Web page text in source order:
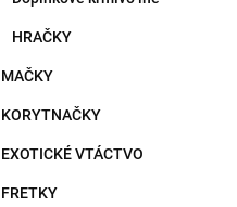
HRAČKY
MAČKY
KORYTNAČKY
EXOTICKÉ VTÁCTVO
FRETKY